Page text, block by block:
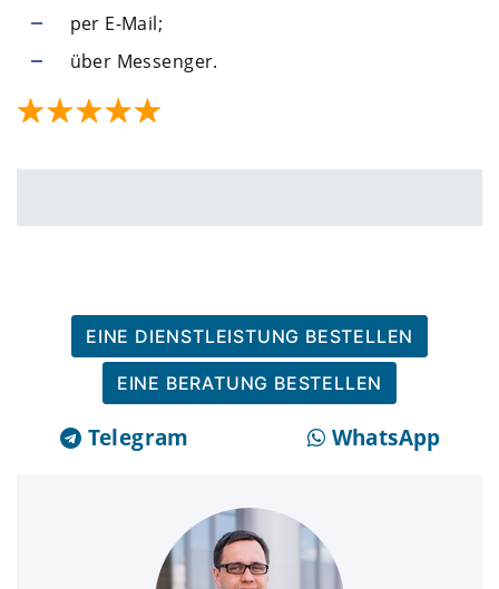
per E-Mail;
über Messenger.
EINE DIENSTLEISTUNG BESTELLEN
EINE BERATUNG BESTELLEN
Telegram WhatsApp